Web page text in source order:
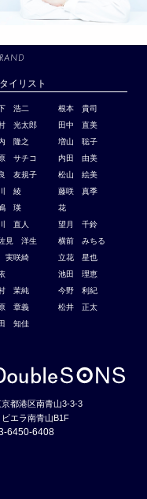
イリスト
浩二
根本 貴司
光太郎
田中 直美
隆之
増山 聡子
サチコ
内田 由美
友規子
松山 絵美
綾
藤咲 真季
瑛
花
直人
望月 千鈴
見 洋生
横前 みちる
実咲綺
立花 星也
池田 理恵
茉純
今野 利紀
章義
松井 正太
知佳
京都港区南青山3-3-3
ビエラ南青山B1F
6450-6408